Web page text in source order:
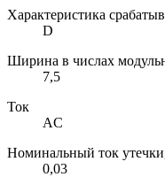
Характеристика
D
Ширина в числах
7,5
Ток
AC
Номинальный ток
0,03